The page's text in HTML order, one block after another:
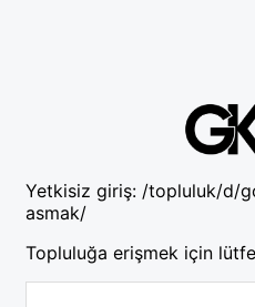
Yetkisiz giriş: /topluluk/d/
asmak/
Topluluğa erişmek için